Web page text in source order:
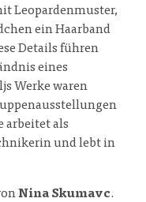
Leopardenmuster,
ein Haarband
Details führen
eines
Werke waren
arbeitet als
und lebt in
Nina Skumavc.